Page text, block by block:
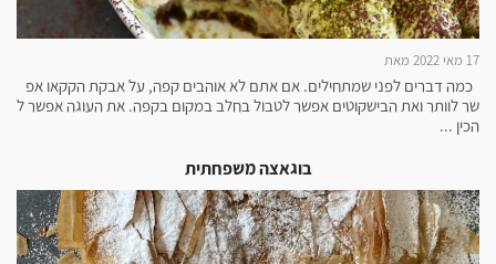
17 מאי 2022 מאת
כמה דברים לפני שמתחילים. אם אתם לא אוהבים קפה, על אבקת הקקאו אפ
שר לוותר ואת הבישקוטים אפשר לטבול בחלב במקום בקפה. את העוגה אפשר ל
הכין ...
בוגאצה משפחתית